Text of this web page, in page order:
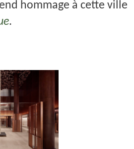
hommage à cette ville
.